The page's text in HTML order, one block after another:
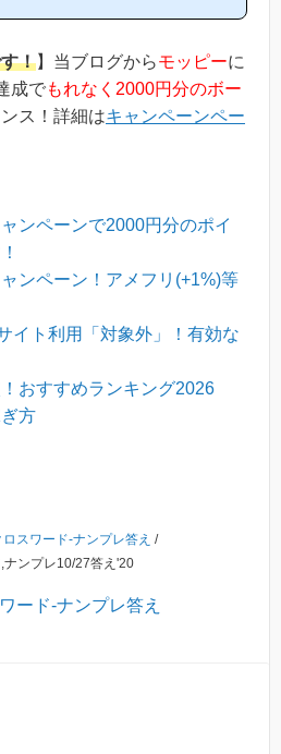
はほんの数分で簡単にできるので、下
！】当ブログからモッピーに
成でもれなく2000円分のボー
ス！詳細はキャンペーンペー
ンペーンで2000円分のポイ
ンペーン！アメフリ(+1%)等
イト利用「対象外」！有効な
おすすめランキング2026
方
スワード-ナンプレ答え /
ナンプレ10/27答え'20
ード-ナンプレ答え